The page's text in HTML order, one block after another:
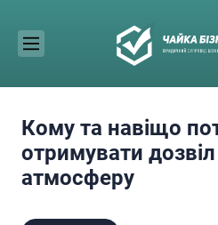
content
Кому та навіщо
отримувати
атмосферу